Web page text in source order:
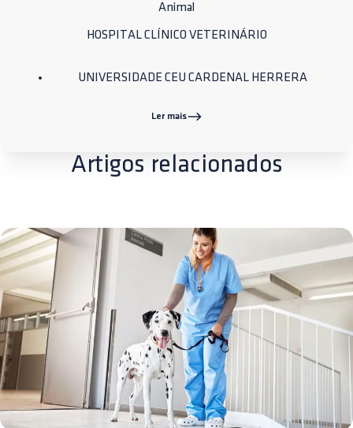
Animal
HOSPITAL CLÍNICO VETERINÁRIO
UNIVERSIDADE CEU CARDENAL HERRERA
Ler mais
Artigos relacionados